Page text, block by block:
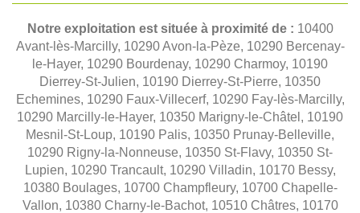
Notre exploitation est située à proximité de : 10400
Avant-lès-Marcilly, 10290 Avon-la-Pèze, 10290 Bercenay-
le-Hayer, 10290 Bourdenay, 10290 Charmoy, 10190
Dierrey-St-Julien, 10190 Dierrey-St-Pierre, 10350
Echemines, 10290 Faux-Villecerf, 10290 Fay-lès-Marcilly,
10290 Marcilly-le-Hayer, 10350 Marigny-le-Châtel, 10190
Mesnil-St-Loup, 10190 Palis, 10350 Prunay-Belleville,
10290 Rigny-la-Nonneuse, 10350 St-Flavy, 10350 St-
Lupien, 10290 Trancault, 10290 Villadin, 10170 Bessy,
10380 Boulages, 10700 Champfleury, 10700 Chapelle-
Vallon, 10380 Charny-le-Bachot, 10510 Châtres, 10170